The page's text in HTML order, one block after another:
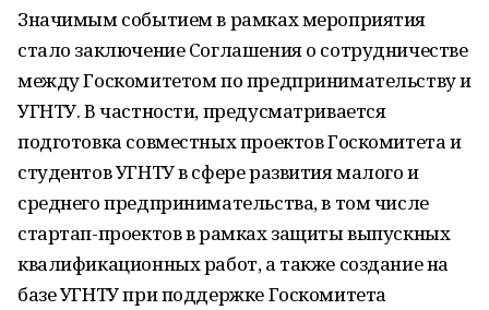
Значимым событием в рамках мероприятия
стало заключение Соглашения о сотрудничестве
между Госкомитетом по предпринимательству и
УГНТУ. В частности, предусматривается
подготовка совместных проектов Госкомитета и
студентов УГНТУ в сфере развития малого и
среднего предпринимательства, в том числе
стартап-проектов в рамках защиты выпускных
квалификационных работ, а также создание на
базе УГНТУ при поддержке Госкомитета